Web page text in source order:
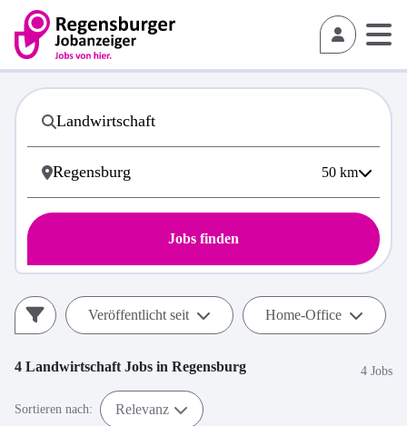
50 km
Jobs finden
Veröffentlicht seit Home-Office
4 Landwirtschaft Jobs in Regensburg 4 Jobs
Sortieren nach: Relevanz